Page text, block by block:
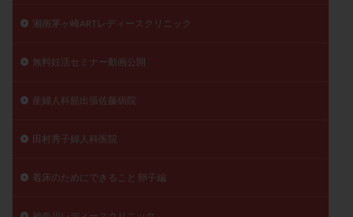
湘南茅ヶ崎ARTレディースクリニック
無料妊活セミナー動画公開
産婦人科舘出張佐藤病院
田村秀子婦人科医院
着床のためにできること 卵子編